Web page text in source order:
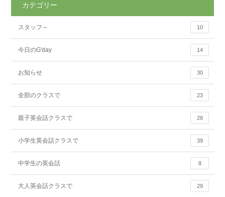
カテゴリー
スタッフ～ 10
今日のG'day 14
お知らせ 30
全部のクラスで 23
親子英会話クラスで 28
小学生英会話クラスで 39
中学生の英会話 8
大人英会話クラスで 29